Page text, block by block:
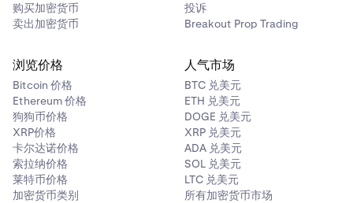
购买加密货币
卖出加密货币
投诉
Breakout Prop Trading
浏览价格
Bitcoin 价格
Ethereum 价格
狗狗币价格
XRP价格
卡尔达诺价格
索拉纳价格
莱特币价格
加密货币类别
人气市场
BTC 兑美元
ETH 兑美元
DOGE 兑美元
XRP 兑美元
ADA 兑美元
SOL 兑美元
LTC 兑美元
所有加密货币市场